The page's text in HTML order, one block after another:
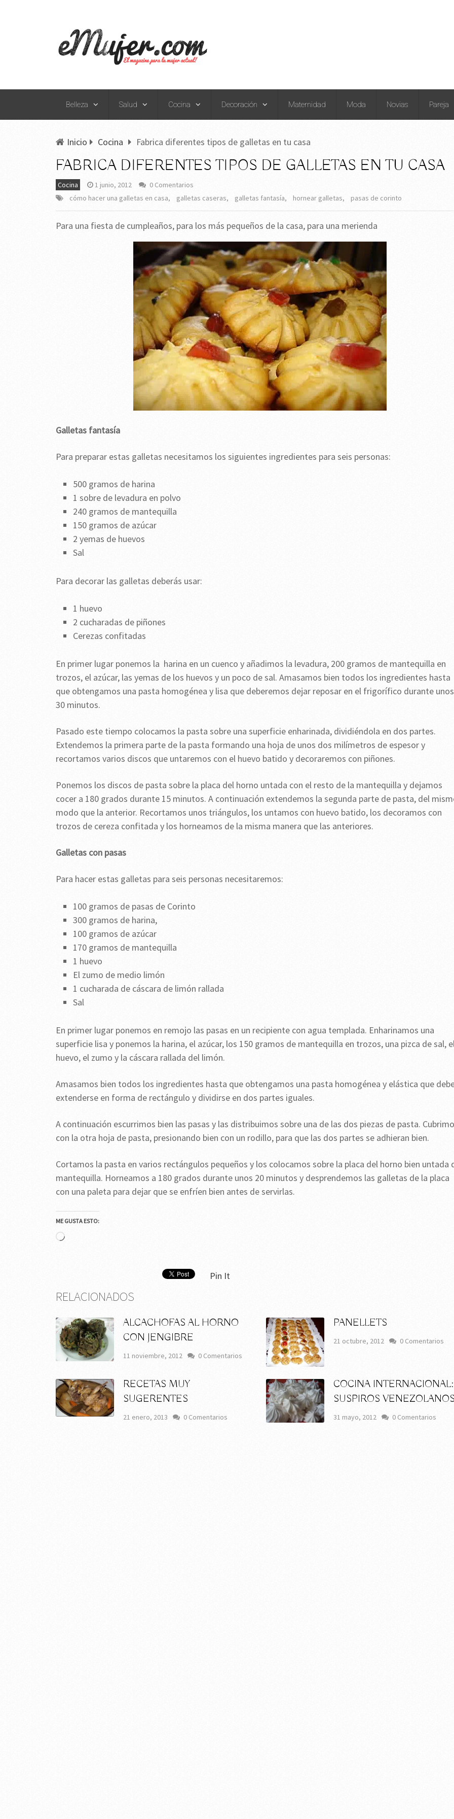
Belleza Salud Cocina Decoración Maternidad Moda Novias Pareja
Inicio Cocina Fabrica diferentes tipos de galletas en tu casa
FABRICA DIFERENTES TIPOS DE GALLETAS EN TU CASA
Cocina 1 junio, 2012
0 Comentarios
cómo hacer una galletas en casa, galletas caseras, galletas fantasía, hornear galletas, pasas de corinto
Para una fiesta de cumpleaños, para los más pequeños de la casa, para una merienda
Galletas fantasía
Para preparar estas galletas necesitamos los siguientes ingredientes para seis personas:
500 gramos de harina
1 sobre de levadura en polvo
240 gramos de mantequilla
150 gramos de azúcar
2 yemas de huevos
Sal
Para decorar las galletas deberás usar:
1 huevo
2 cucharadas de piñones
Cerezas confitadas
En primer lugar ponemos la harina en un cuenco y añadimos la levadura, 200 gramos de mantequilla en
trozos, el azúcar, las yemas de los huevos y un poco de sal. Amasamos bien todos los ingredientes hasta
que obtengamos una pasta homogénea y lisa que deberemos dejar reposar en el frigorífico durante unos
30 minutos.
Pasado este tiempo colocamos la pasta sobre una superficie enharinada, dividiéndola en dos partes.
Extendemos la primera parte de la pasta formando una hoja de unos dos milímetros de espesor y
recortamos varios discos que untaremos con el huevo batido y decoraremos con piñones.
Ponemos los discos de pasta sobre la placa del horno untada con el resto de la mantequilla y dejamos
cocer a 180 grados durante 15 minutos. A continuación extendemos la segunda parte de pasta, del
modo que la anterior. Recortamos unos triángulos, los untamos con huevo batido, los decoramos con
trozos de cereza confitada y los horneamos de la misma manera que las anteriores.
Galletas con pasas
Para hacer estas galletas para seis personas necesitaremos:
100 gramos de pasas de Corinto
300 gramos de harina,
100 gramos de azúcar
170 gramos de mantequilla
1 huevo
El zumo de medio limón
1 cucharada de cáscara de limón rallada
Sal
En primer lugar ponemos en remojo las pasas en un recipiente con agua templada. Enharinamos una
superficie lisa y ponemos la harina, el azúcar, los 150 gramos de mantequilla en trozos, una pizca de sal,
huevo, el zumo y la cáscara rallada del limón.
Amasamos bien todos los ingredientes hasta que obtengamos una pasta homogénea y elástica que
extenderse en forma de rectángulo y dividirse en dos partes iguales.
A continuación escurrimos bien las pasas y las distribuimos sobre una de las dos piezas de pasta.
con la otra hoja de pasta, presionando bien con un rodillo, para que las dos partes se adhieran bien.
Cortamos la pasta en varios rectángulos pequeños y los colocamos sobre la placa del horno bien untada
mantequilla. Horneamos a 180 grados durante unos 20 minutos y desprendemos las galletas de la placa
con una paleta para dejar que se enfríen bien antes de servirlas.
ME GUSTA ESTO:
Cargando...
Pin It
RELACIONADOS
ALCACHOFAS AL HORNO
CON JENGIBRE
11 noviembre, 2012 0 Comentarios
PANELLETS
21 octubre, 2012 0 Comentarios
RECETAS MUY
SUGERENTES
21 enero, 2013 0 Comentarios
COCINA INTERNACIONAL:
SUSPIROS
31 mayo, 2012 0 Comentarios